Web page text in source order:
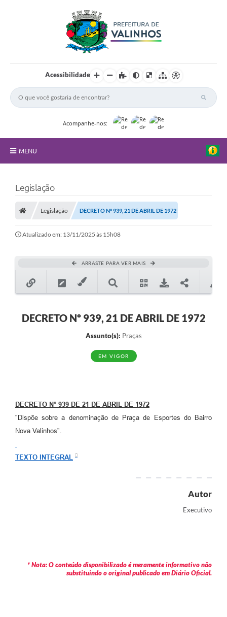
Acessibilidade
Acompanhe-nos:
MENU
Principal
Nossa Cidade
Secretarias
Transparência
Programa Famílias Fortes
Contratação de estagiário - estudante de Direito -
Procuradoria do Município de Valinhos
Galeria de Fotos
Arquivos para Download
Legislação
Legislação DECRETO Nº 939, 21 DE ABRIL DE 1972
Atualizado em: 13/11/2025 às 15h08
ARRASTE PARA VER MAIS
DECRETO Nº 939, 21 DE ABRIL DE 1972
Assunto(s): Praças
EM VIGOR
DECRETO N° 939 DE 21 DE ABRIL DE 1972
"Dispõe sobre a denominação de Praça de Esportes do Bairro
Nova Valinhos".
TEXTO INTEGRAL
Autor
Executivo
* Nota: O conteúdo disponibilizado é meramente informativo não
substituindo o original publicado em Diário Oficial.